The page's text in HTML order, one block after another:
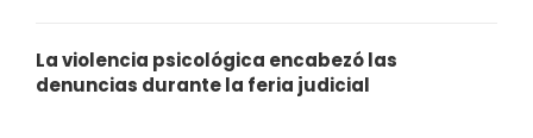
La violencia psicológica encabezó las
denuncias durante la feria judicial